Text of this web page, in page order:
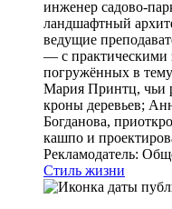
инженер садово-
ландшафтный
ведущие
— с практическими
погружённых в
Мария Принтц, чьи
кроны деревьев;
Богданова,
кашпо и
Рекламодатель:
Стиль жизни